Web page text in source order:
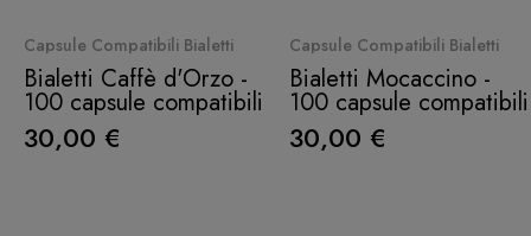
Quick View
Capsule Compatibili Bialetti
Bialetti Caffè d'Orzo -
100 capsule compatibili
30,00 €
Quick View
Capsule Compatibili Bialetti
Bialetti Mocaccino -
100 capsule compatibili
30,00 €